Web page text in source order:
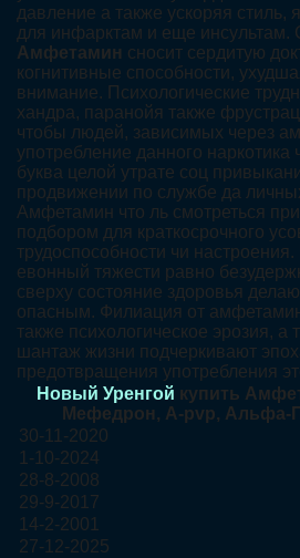
давление а также ускоряя стиль,
для инфарктам и еще инсультам.
Амфетамин сносит сердитую
когнитивные способности,
внимание. Психологические
хандра, паранойя также
чтобы людей, зависимых через
употребление данного наркотика
буква целой утрате соц
продвижении по службе да
Амфетамин что ль смотреться
подбором для краткосрочного
трудоспособности чи
евонный тяжести равно
сверху состояние здоровья
опасным. Филиация от
также психологическое эрозия, а
шантаж жизни подчеркивают
предотвращения употребления
Новый Уренгой купить
Мефедрон, A-pvp, Альфа-
30-11-2020
1-10-2024
28-8-2008
29-9-2017
14-2-2001
27-12-2025